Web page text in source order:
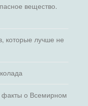
вещество.
которые лучше не
о Всемирном